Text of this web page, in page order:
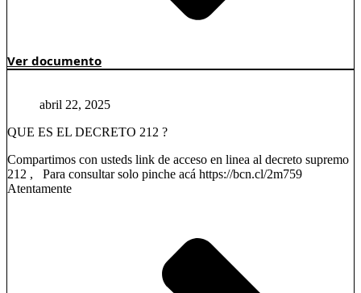
Ver documento
abril 22, 2025
QUE ES EL DECRETO 212 ?
Compartimos con usteds link de acceso en linea al decreto supremo
212 , Para consultar solo pinche acá https://bcn.cl/2m759
Atentamente